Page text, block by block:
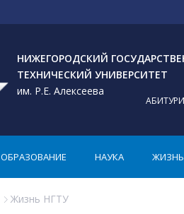
НИЖЕГОРОДСКИЙ
ТЕХНИЧЕСКИЙ УНИВЕРСИТЕТ
им. Р.Е. Алексеева
ОБРАЗОВАНИЕ НАУКА ЖИЗНЬ
Жизнь НГТУ